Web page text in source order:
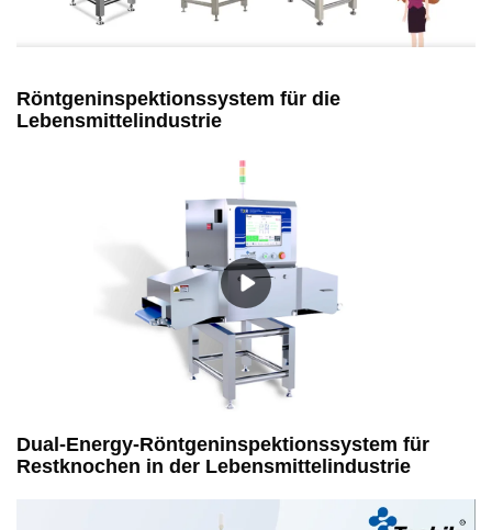
Röntgeninspektionssystem für die
Lebensmittelindustrie
Dual-Energy-Röntgeninspektionssystem für
Restknochen in der Lebensmittelindustrie